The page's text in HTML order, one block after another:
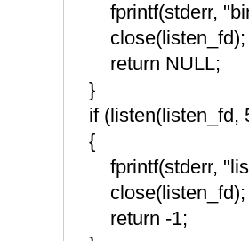
fprintf(stderr,
close(listen_fd);
return NULL;
}
if (listen(listen_fd,
{
fprintf(stderr,
return -1;